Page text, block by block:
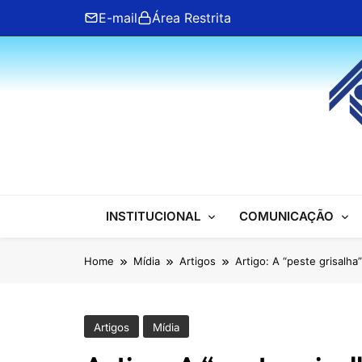
content
E-mail Área Restrita
ANFIP Nacional
INSTITUCIONAL COMUNICAÇÃO
Home Mídia Artigos Artigo: A “peste grisalha”
Artigos Mídia